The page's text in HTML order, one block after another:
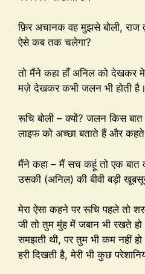
फ़िर अचानक वह मुझसे बोली, राज
ऐसे कब तक चलेगा?
तो मैंने कहा हाँ अनिल को देखकर
मज़े देखकर कभी जलन भी होती है।
रूचि बोली – क्यों? जलन किस बात
लाइफ को अच्छा बताते हैं और
मैंने कहा – मैं सच कहूं तो एक बात
उसकी (अनिल) की बीवी बड़ी
मेरा ऐसा कहने पर रूचि पहले तो
जी तो तुम मुंह में जबान भी रखते
समझती थी, पर तुम भी कम नहीं
हरी दिखती है, मेरी भी कुछ